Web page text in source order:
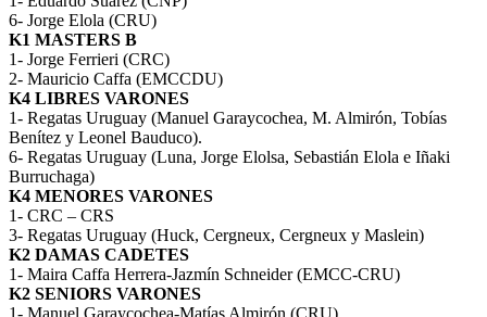
6- Jorge Elola (CRU)
K1 MASTERS B
1- Jorge Ferrieri (CRC)
2- Mauricio Caffa (EMCCDU)
K4 LIBRES VARONES
1- Regatas Uruguay (Manuel Garaycochea, M. Almirón, Tobías
Benítez y Leonel Bauduco).
6- Regatas Uruguay (Luna, Jorge Elolsa, Sebastián Elola e Iñaki
Burruchaga)
K4 MENORES VARONES
1- CRC – CRS
3- Regatas Uruguay (Huck, Cergneux, Cergneux y Maslein)
K2 DAMAS CADETES
1- Maira Caffa Herrera-Jazmín Schneider (EMCC-CRU)
K2 SENIORS VARONES
1- Manuel Garaycochea-Matías Almirón (CRU)